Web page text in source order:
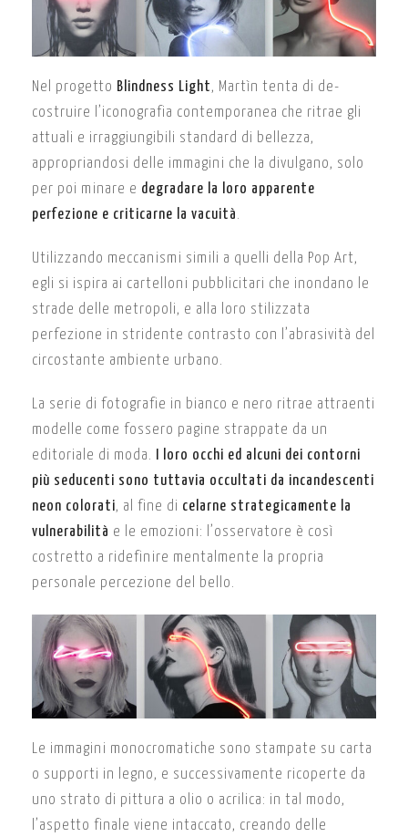
Nel progetto Blindness Light, Martìn tenta di de-
costruire l’iconografia contemporanea che ritrae gli
attuali e irraggiungibili standard di bellezza,
appropriandosi delle immagini che la divulgano, solo
per poi minare e degradare la loro apparente
perfezione e criticarne la vacuità.
Utilizzando meccanismi simili a quelli della Pop Art,
egli si ispira ai cartelloni pubblicitari che inondano le
strade delle metropoli, e alla loro stilizzata
perfezione in stridente contrasto con l’abrasività del
circostante ambiente urbano.
La serie di fotografie in bianco e nero ritrae attraenti
modelle come fossero pagine strappate da un
editoriale di moda.
I loro occhi ed alcuni dei contorni
più seducenti sono tuttavia occultati da incandescenti
neon colorati, al fine di celarne strategicamente la
vulnerabilità e le emozioni: l’osservatore è così
costretto a ridefinire mentalmente la propria
personale percezione del bello.
Le immagini monocromatiche sono stampate su carta
o supporti in legno, e successivamente ricoperte da
uno strato di pittura a olio o acrilica: in tal modo,
l’aspetto finale viene intaccato, creando delle